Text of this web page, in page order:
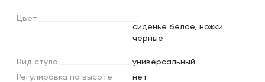
Цвет
сиденье белое, ножки
черные
Вид стула
универсальный
Регулировка по высоте
нет